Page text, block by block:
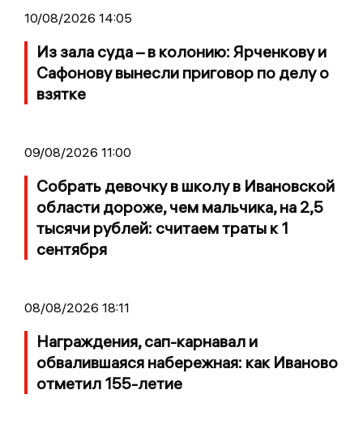
10/08/2026 14:05
Из зала суда – в колонию: Ярченкову и
Сафонову вынесли приговор по делу о
взятке
09/08/2026 11:00
Собрать девочку в школу в Ивановской
области дороже, чем мальчика, на 2,5
тысячи рублей: считаем траты к 1
сентября
08/08/2026 18:11
Награждения, сап-карнавал и
обвалившаяся набережная: как Иваново
отметил 155-летие